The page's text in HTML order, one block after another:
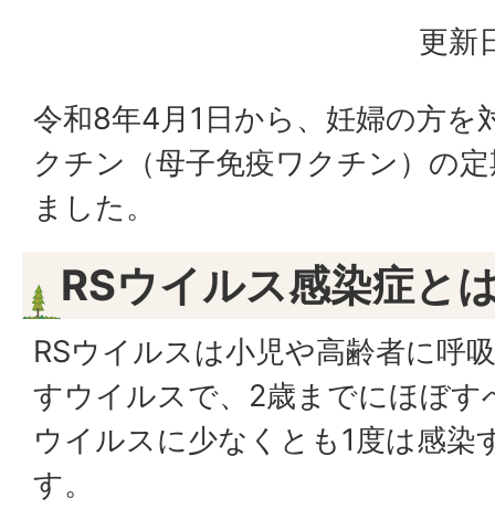
更新
令和8年4月1日から、妊婦の方を
クチン（母子免疫ワクチン）の
ました。
RSウイルス感染症と
RSウイルスは小児や高齢者に呼
すウイルスで、2歳までにほぼす
ウイルスに少なくとも1度は感染
す。